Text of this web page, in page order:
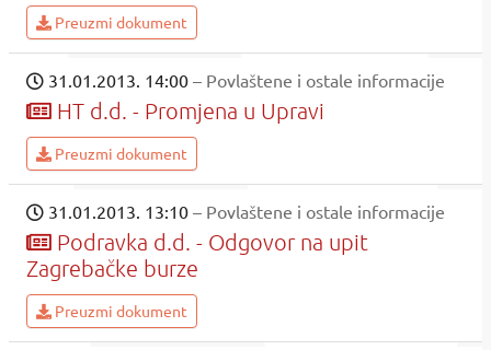
Preuzmi dokument
31.01.2013. 14:00 – Povlaštene i ostale informacije
HT d.d. - Promjena u Upravi
Preuzmi dokument
31.01.2013. 13:10 – Povlaštene i ostale informacije
Podravka d.d. - Odgovor na upit
Zagrebačke burze
Preuzmi dokument